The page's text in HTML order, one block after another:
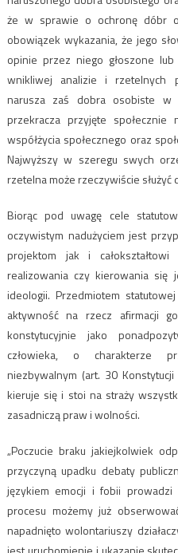
że w sprawie o ochronę dóbr
obowiązek wykazania, że jego
opinie przez niego głoszone
wnikliwej analizie i rzetelnych
narusza zaś dobra osobiste
przekracza przyjęte
współżycia społecznego oraz
Najwyższy w szeregu swych
rzetelna może rzeczywiście służyć
Biorąc pod uwagę cele
oczywistym nadużyciem jest
projektom jak i
realizowania czy kierowania się
ideologii. Przedmiotem
aktywność na rzecz afirmacji
konstytucyjnie jako
człowieka, o charakterze
niezbywalnym (art. 30
kieruje się i stoi na straży
zasadniczą praw i wolności.
„Poczucie braku jakiejkolwiek
przyczyną upadku debaty
językiem emocji i fobii
procesu możemy już
napadnięto wolontariuszy